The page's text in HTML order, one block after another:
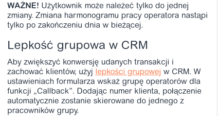
WAŻNE! Użytkownik może należeć tylko do jednej
zmiany. Zmiana harmonogramu pracy operatora nastąpi
tylko po zakończeniu dnia w bieżącej.
Lepkość grupowa w CRM
Aby zwiększyć konwersję udanych transakcji i
zachować klientów, użyj lepkości grupowej w CRM. W
ustawieniach formularza wskaż grupę operatorów dla
funkcji „Callback”. Dodając numer klienta, połączenie
automatycznie zostanie skierowane do jednego z
pracowników grupy.